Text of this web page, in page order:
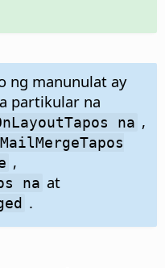
ng manunulat ay
partikular na
na ,
,
na at
.